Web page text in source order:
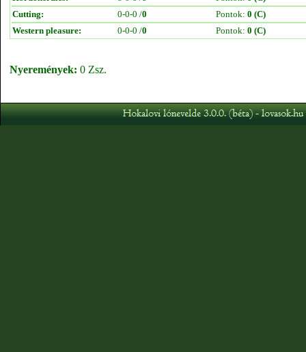
Cutting:
0-0-0 /0 Pontok: 0 (C)
Western pleasure:
0-0-0 /0 Pontok: 0 (C)
Nyeremények: 0 Zsz.